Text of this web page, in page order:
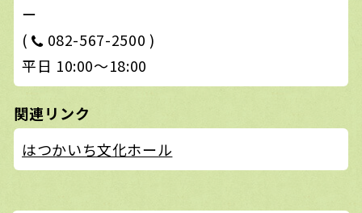
ー
( 082-567-2500 )
平日 10:00〜18:00
関連リンク
はつかいち文化ホール